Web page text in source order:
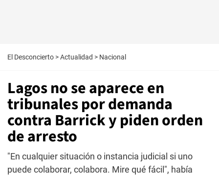
El Desconcierto >Actualidad > Nacional
Lagos no se aparece en
tribunales por demanda
contra Barrick y piden orden
de arresto
"En cualquier situación o instancia judicial si uno
puede colaborar, colabora. Mire qué fácil", había